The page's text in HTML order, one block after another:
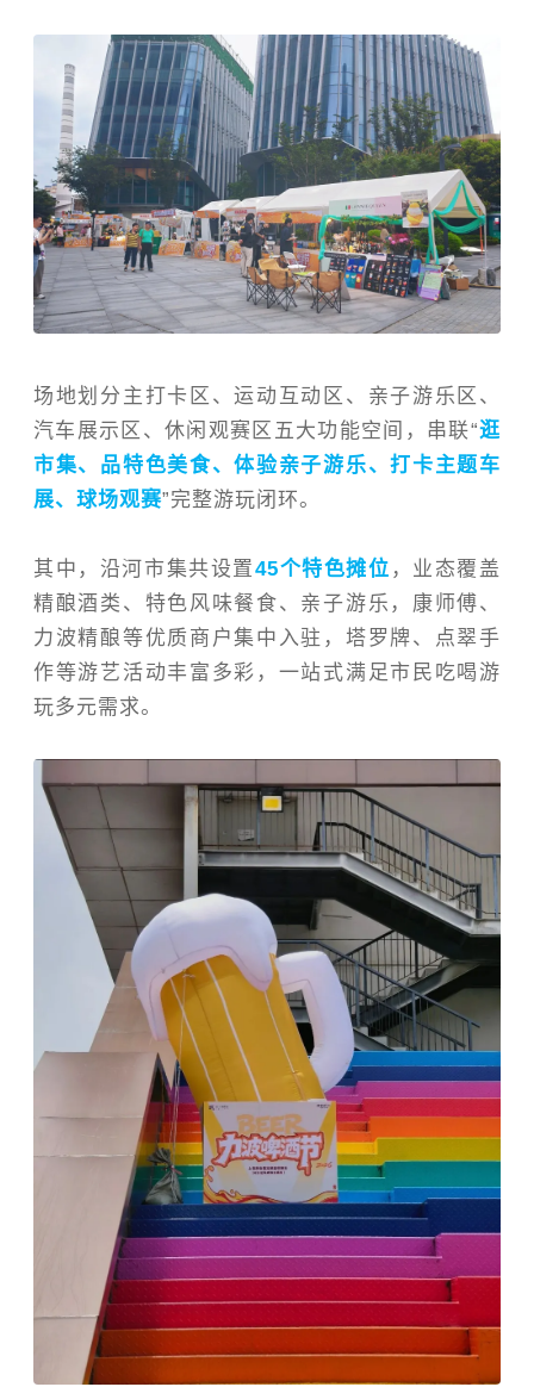
场地划分主打卡区、运动互动区、亲子游乐区、
汽车展示区、休闲观赛区五大功能空间，串联“逛
市集、品特色美食、体验亲子游乐、打卡主题车
展、球场观赛”完整游玩闭环。
其中，沿河市集共设置45个特色摊位 ，业态覆盖
精酿酒类、特色风味餐食、亲子游乐，康师傅、
力波精酿等优质商户集中入驻，塔罗牌、点翠手
作等游艺活动丰富多彩，一站式满足市民吃喝游
玩多元需求。